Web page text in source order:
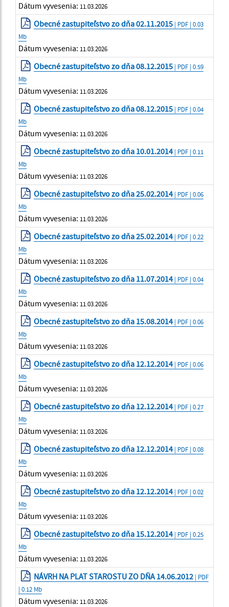
Dátum vyvesenia: 11.03.2026
Obecné zastupiteľstvo zo dňa 02.11.2015 | PDF | 0.03
Mb
Dátum vyvesenia: 11.03.2026
Obecné zastupiteľstvo zo dňa 08.12.2015 | PDF | 0.59
Mb
Dátum vyvesenia: 11.03.2026
Obecné zastupiteľstvo zo dňa 08.12.2015 | PDF | 0.04
Mb
Dátum vyvesenia: 11.03.2026
Obecné zastupiteľstvo zo dňa 10.01.2014| PDF | 0.11
Mb
Dátum vyvesenia: 11.03.2026
Obecné zastupiteľstvo zo dňa 25.02.2014| PDF | 0.06
Mb
Dátum vyvesenia: 11.03.2026
Obecné zastupiteľstvo zo dňa 25.02.2014| PDF | 0.22
Mb
Dátum vyvesenia: 11.03.2026
Obecné zastupiteľstvo zo dňa 11.07.2014| PDF | 0.04
Mb
Dátum vyvesenia: 11.03.2026
Obecné zastupiteľstvo zo dňa 15.08.2014| PDF | 0.06
Mb
Dátum vyvesenia: 11.03.2026
Obecné zastupiteľstvo zo dňa 12.12.2014| PDF | 0.06
Mb
Dátum vyvesenia: 11.03.2026
Obecné zastupiteľstvo zo dňa 12.12.2014| PDF | 0.27
Mb
Dátum vyvesenia: 11.03.2026
Obecné zastupiteľstvo zo dňa 12.12.2014| PDF | 0.08
Mb
Dátum vyvesenia: 11.03.2026
Obecné zastupiteľstvo zo dňa 12.12.2014| PDF | 0.02
Mb
Dátum vyvesenia: 11.03.2026
Obecné zastupiteľstvo zo dňa 15.12.2014| PDF | 0.25
Mb
Dátum vyvesenia: 11.03.2026
NÁVRH NA PLAT STAROSTU ZO DŇA 14.06.2012 | PDF
| 0.12 Mb
Dátum vyvesenia: 11.03.2026